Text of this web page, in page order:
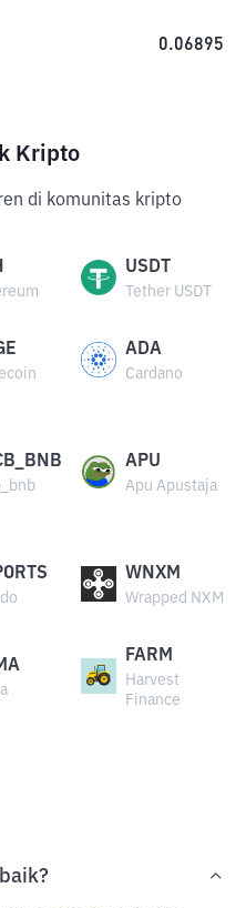
0.06895
Kripto
di komunitas kripto
USDT
Tether USDT
ADA
Cardano
APU
Apu Apustaja
WNXM
Wrapped NXM
FARM
Harvest
Finance